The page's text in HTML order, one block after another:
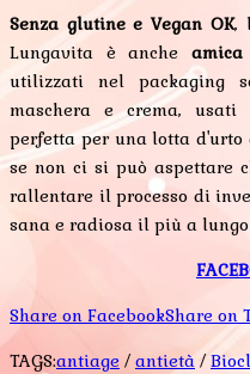
Senza glutine e Vegan OK,
Lungavita è anche
utilizzati nel packaging
maschera e crema, usati
perfetta per una lotta d'urto
se non ci si può aspettare
rallentare il processo di
sana e radiosa il più a
Share on FacebookShare on
TAGS:antiage / antietà /